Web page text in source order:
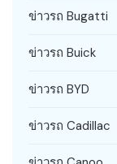
ข่าวรถ Bugatti
ข่าวรถ Buick
ข่าวรถ BYD
ข่าวรถ Cadillac